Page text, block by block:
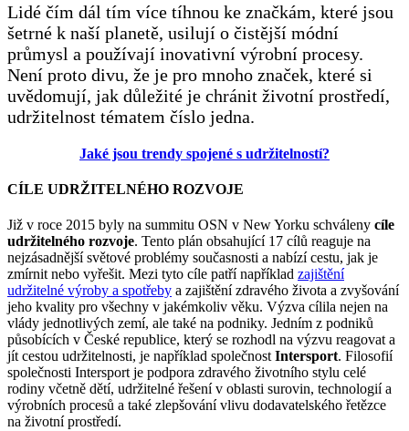
Lidé čím dál tím více tíhnou ke značkám, které jsou
šetrné k naší planetě, usilují o čistější módní
průmysl a používají inovativní výrobní procesy.
Není proto divu, že je pro mnoho značek, které si
uvědomují, jak důležité je chránit životní prostředí,
udržitelnost tématem číslo jedna.
Jaké jsou trendy spojené s udržitelností?
CÍLE UDRŽITELNÉHO ROZVOJE
Již v roce 2015 byly na summitu OSN v New Yorku schváleny cíle
udržitelného rozvoje. Tento plán obsahující 17 cílů reaguje na
nejzásadnější světové problémy současnosti a nabízí cestu, jak je
zmírnit nebo vyřešit. Mezi tyto cíle patří například zajištění
udržitelné výroby a spotřeby a zajištění zdravého života a zvyšování
jeho kvality pro všechny v jakémkoliv věku. Výzva cílila nejen na
vlády jednotlivých zemí, ale také na podniky. Jedním z podniků
působících v České republice, který se rozhodl na výzvu reagovat a
jít cestou udržitelnosti, je například společnost Intersport. Filosofií
společnosti Intersport je podpora zdravého životního stylu celé
rodiny včetně dětí, udržitelné řešení v oblasti surovin, technologií a
výrobních procesů a také zlepšování vlivu dodavatelského řetězce
na životní prostředí.